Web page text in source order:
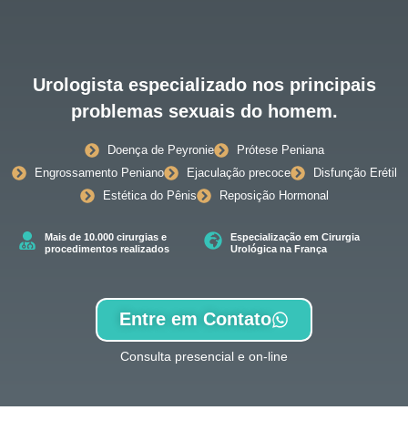
Urologista especializado nos principais
problemas sexuais do homem.
Doença de Peyronie
Prótese Peniana
Engrossamento Peniano
Ejaculação precoce
Disfunção Erétil
Estética do Pênis
Reposição Hormonal
Mais de 10.000 cirurgias e
procedimentos realizados
Especialização em Cirurgia
Urológica na França
Entre em Contato
Consulta presencial e on-line